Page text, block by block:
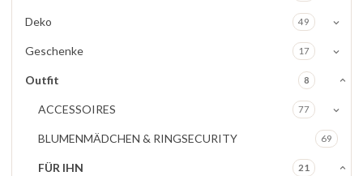
Deko 49
Geschenke 17
Outfit 8
ACCESSOIRES 77
BLUMENMÄDCHEN & RINGSECURITY 69
FÜR IHN 21